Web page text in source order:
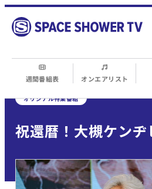
週間番組表 オンエアリスト
オリジナル特集番組
祝還暦！大槻ケンヂ